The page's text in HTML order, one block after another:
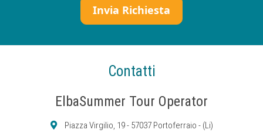
Contatti
ElbaSummer Tour Operator
Piazza Virgilio, 19 - 57037 Portoferraio - (Li)